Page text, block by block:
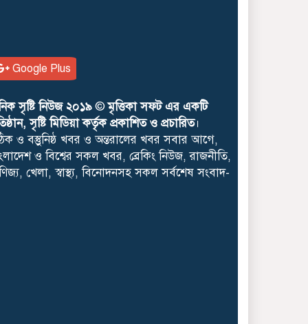
Google Plus
সৃষ্টি নিউজ ২০১৯©মৃত্তিকা সফট এর একটি
সৃষ্টি মিডিয়া কর্তৃক প্রকাশিত ও প্রচারিত।
ও বস্তুুনিষ্ঠ খবর ও অন্তরালের খবর সবার আগে,
ও বিশ্বের সকল খবর, ব্রেকিং নিউজ, রাজনীতি,
খেলা, স্বাস্থ্য, বিনোদনসহ সকল সর্বশেষ সংবাদ-